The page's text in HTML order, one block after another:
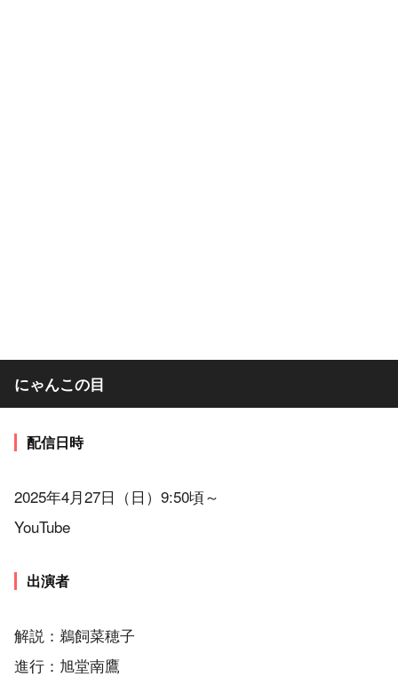
にゃんこの目
配信日時
2025年4月27日（日）9:50頃～
YouTube
出演者
解説：鵜飼菜穂子
進行：旭堂南鷹